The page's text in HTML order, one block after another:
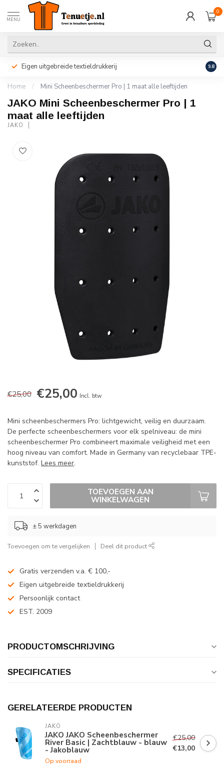
MENU
0
Eigen uitgebreide textieldrukkerij 9.8
Home / Mini Scheenbeschermer Pro | 1 maat alle leeftijden
JAKO Mini Scheenbeschermer Pro | 1
maat alle leeftijden
JAKO
€25,00 €25,00 Incl. btw
Mini scheenbeschermers Pro: lichtgewicht, veilig en duurzaam.
De perfecte scheenbeschermers voor elk spelniveau: de mini
scheenbeschermer Pro combineert maximale veiligheid met een
hoog niveau van comfort. Made in Germany van recyclebaar TPE-
kunststof. Lees meer.
TOEVOEGEN AAN
WINKELWAGEN
± 5 werkdagen
Toevoegen om te vergelijken Deel dit product
Gratis verzenden v.a. € 100,-
Eigen uitgebreide textieldrukkerij
Persoonlijk contact
EST. 2009
PRODUCTOMSCHRIJVING
SPECIFICATIES
GERELATEERDE PRODUCTEN
JAKO
JAKO JAKO Scheenbeschermer
River Basic | Zachtblauw - blauw
- Jakoblauw
Op voorraad
€25,00
€13,00